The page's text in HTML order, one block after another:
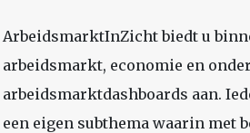
ArbeidsmarktInZicht biedt u
arbeidsmarkt, economie en
arbeidsmarktdashboards aan.
een eigen subthema waarin met